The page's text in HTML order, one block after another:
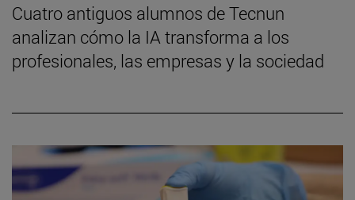
Cuatro antiguos alumnos de Tecnun
analizan cómo la IA transforma a los
profesionales, las empresas y la sociedad